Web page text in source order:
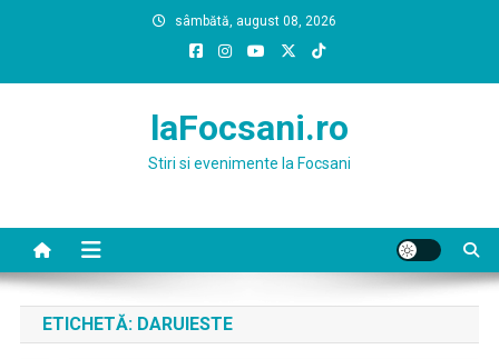
sâmbătă, august 08, 2026
laFocsani.ro
Stiri si evenimente la Focsani
ETICHETĂ: DARUIESTE